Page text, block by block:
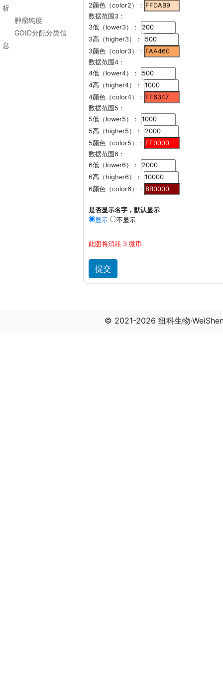
析
肿瘤纯度
GOID分配分类信
息
2颜色（color2）：
数据范围3：
3低（lower3）：
3高（higher3）：
3颜色（color3）：
数据范围4：
4低（lower4）：
4高（higher4）：
4颜色（color4）：
数据范围5：
5低（lower5）：
5高（higher5）：
5颜色（color5）：
数据范围6：
6低（lower6）：
6高（higher6）：
6颜色（color6）：
是否显示名字，默认显示
显示
不显示
此图将消耗 3 微币
© 2021-2026 纽科生物